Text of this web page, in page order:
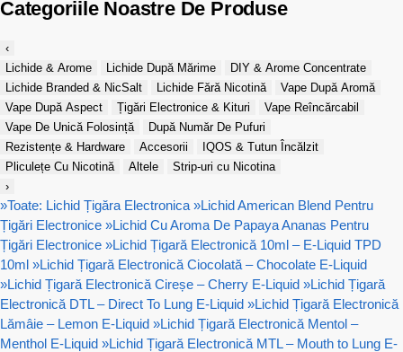
Categoriile Noastre De Produse
‹
Lichide & Arome
Lichide După Mărime
DIY & Arome Concentrate
Lichide Branded & NicSalt
Lichide Fără Nicotină
Vape După Aromă
Vape După Aspect
Țigări Electronice & Kituri
Vape Reîncărcabil
Vape De Unică Folosință
După Număr De Pufuri
Rezistențe & Hardware
Accesorii
IQOS & Tutun Încălzit
Pliculețe Cu Nicotină
Altele
Strip-uri cu Nicotina
›
»Toate: Lichid Țigăra Electronica »Lichid American Blend Pentru
Țigări Electronice »Lichid Cu Aroma De Papaya Ananas Pentru
Țigări Electronice »Lichid Țigară Electronică 10ml – E-Liquid TPD
10ml »Lichid Țigară Electronică Ciocolată – Chocolate E-Liquid
»Lichid Țigară Electronică Cireșe – Cherry E-Liquid »Lichid Țigară
Electronică DTL – Direct To Lung E-Liquid »Lichid Țigară Electronică
Lămâie – Lemon E-Liquid »Lichid Țigară Electronică Mentol –
Menthol E-Liquid »Lichid Țigară Electronică MTL – Mouth to Lung E-